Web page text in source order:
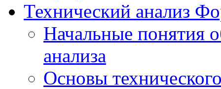
Технический анализ
Начальные понятия
анализа
Основы